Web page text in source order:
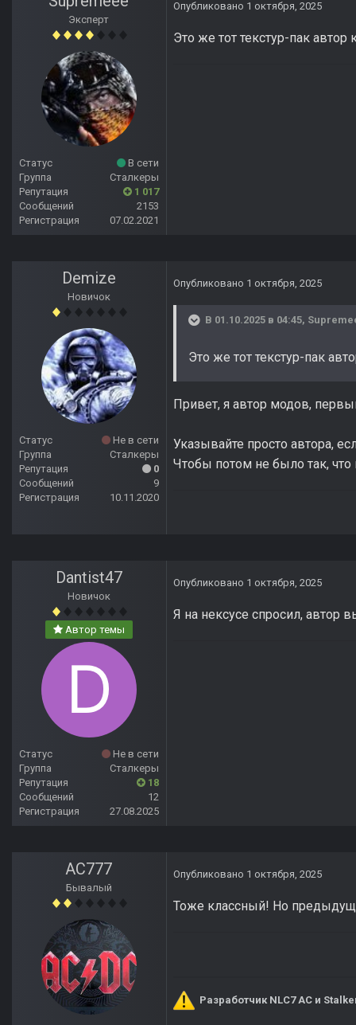
Эксперт
Статус
В сети
Группа
Сталкеры
Репутация
1 017
Сообщений
2153
Регистрация
07.02.2021
Опубликовано 1 октября, 2025
Это же тот текстур-пак автор
Demize
Новичок
Статус
Не в сети
Группа
Сталкеры
Репутация
0
Сообщений
9
Регистрация
10.11.2020
Опубликовано 1 октября, 2025
В 01.10.2025 в 04:45,
Это же тот текстур-пак
Привет, я автор модов,
Указывайте просто автора,
Чтобы потом не было так, что
Dantist47
Новичок
Автор темы
Статус
Не в сети
Группа
Сталкеры
Репутация
18
Сообщений
12
Регистрация
27.08.2025
Опубликовано 1 октября, 2025
Я на нексусе спросил, автор
AC777
Бывалый
Опубликовано 1 октября, 2025
Тоже классный! Но
Разработчик NLC7 AC и